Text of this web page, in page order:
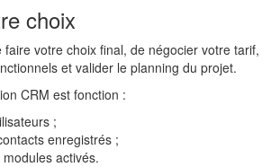
choix
faire votre choix final, de négocier votre tarif,
et valider le planning du projet.
CRM est fonction :
;
enregistrés ;
activés.